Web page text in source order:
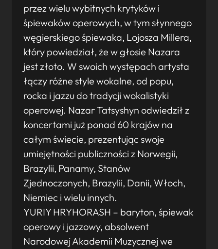
przez wielu wybitnych krytyków i
śpiewaków operowych, w tym słynnego
węgierskiego śpiewaka, Lojosza Millera,
który powiedział, że w głosie Nazara
jest złoto. W swoich występach artysta
łączy różne style wokalne, od popu,
rocka i jazzu do tradycji wokalistyki
operowej. Nazar Tatsyshyn odwiedził z
koncertami już ponad 60 krajów na
całym świecie, prezentując swoje
umiejętności publiczności z Norwegii,
Brazylii, Panamy, Stanów
Zjednoczonych, Brazylii, Danii, Włoch,
Niemiec i wielu innych.
YURIY HRYHORASH – baryton, śpiewak
operowy i jazzowy, absolwent
Narodowej Akademii Muzycznej we